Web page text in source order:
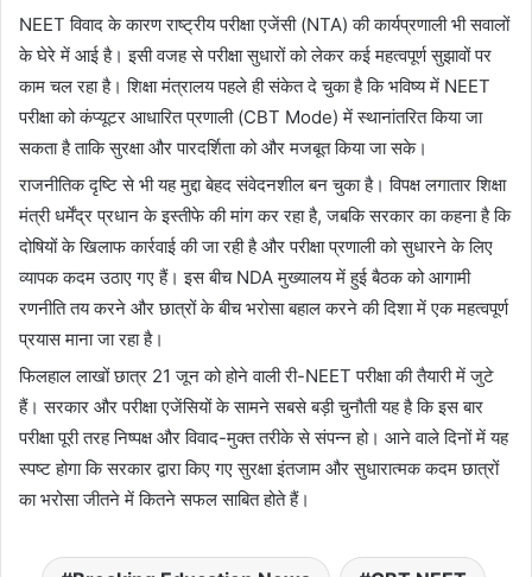
NEET विवाद के कारण राष्ट्रीय परीक्षा एजेंसी (NTA) की कार्यप्रणाली भी सवालों
के घेरे में आई है। इसी वजह से परीक्षा सुधारों को लेकर कई महत्वपूर्ण सुझावों पर
काम चल रहा है। शिक्षा मंत्रालय पहले ही संकेत दे चुका है कि भविष्य में NEET
परीक्षा को कंप्यूटर आधारित प्रणाली (CBT Mode) में स्थानांतरित किया जा
सकता है ताकि सुरक्षा और पारदर्शिता को और मजबूत किया जा सके।
राजनीतिक दृष्टि से भी यह मुद्दा बेहद संवेदनशील बन चुका है। विपक्ष लगातार शिक्षा
मंत्री धर्मेंद्र प्रधान के इस्तीफे की मांग कर रहा है, जबकि सरकार का कहना है कि
दोषियों के खिलाफ कार्रवाई की जा रही है और परीक्षा प्रणाली को सुधारने के लिए
व्यापक कदम उठाए गए हैं। इस बीच NDA मुख्यालय में हुई बैठक को आगामी
रणनीति तय करने और छात्रों के बीच भरोसा बहाल करने की दिशा में एक महत्वपूर्ण
प्रयास माना जा रहा है।
फिलहाल लाखों छात्र 21 जून को होने वाली री-NEET परीक्षा की तैयारी में जुटे
हैं। सरकार और परीक्षा एजेंसियों के सामने सबसे बड़ी चुनौती यह है कि इस बार
परीक्षा पूरी तरह निष्पक्ष और विवाद-मुक्त तरीके से संपन्न हो। आने वाले दिनों में यह
स्पष्ट होगा कि सरकार द्वारा किए गए सुरक्षा इंतजाम और सुधारात्मक कदम छात्रों
का भरोसा जीतने में कितने सफल साबित होते हैं।